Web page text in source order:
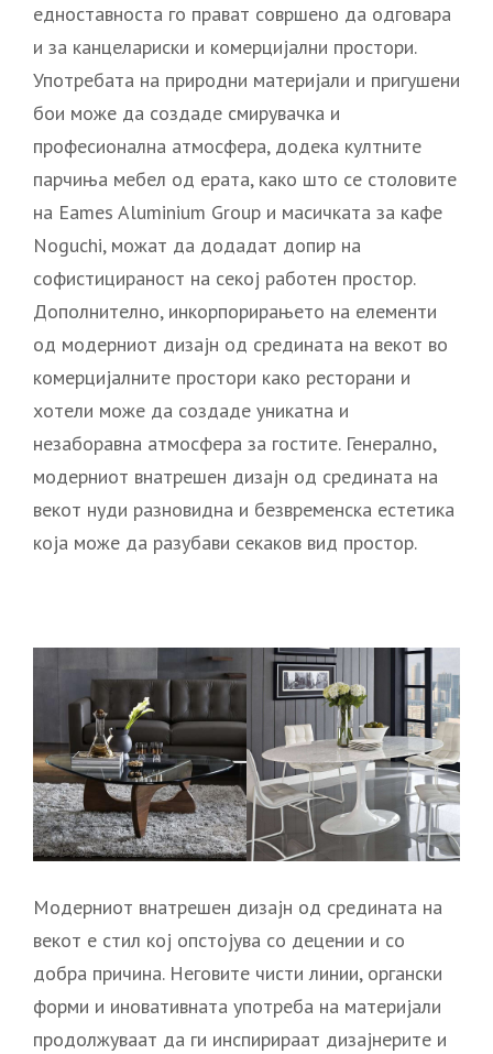
едноставноста го прават совршено да одговара
и за канцелариски и комерцијални простори.
Употребата на природни материјали и пригушени
бои може да создаде смирувачка и
професионална атмосфера, додека култните
парчиња мебел од ерата, како што се столовите
на Eames Aluminium Group и масичката за кафе
Noguchi, можат да додадат допир на
софистицираност на секој работен простор.
Дополнително, инкорпорирањето на елементи
од модерниот дизајн од средината на векот во
комерцијалните простори како ресторани и
хотели може да создаде уникатна и
незаборавна атмосфера за гостите. Генерално,
модерниот внатрешен дизајн од средината на
векот нуди разновидна и безвременска естетика
која може да разубави секаков вид простор.
Модерниот внатрешен дизајн од средината на
векот е стил кој опстојува со децении и со
добра причина. Неговите чисти линии, органски
форми и иновативната употреба на материјали
продолжуваат да ги инспирираат дизајнерите и